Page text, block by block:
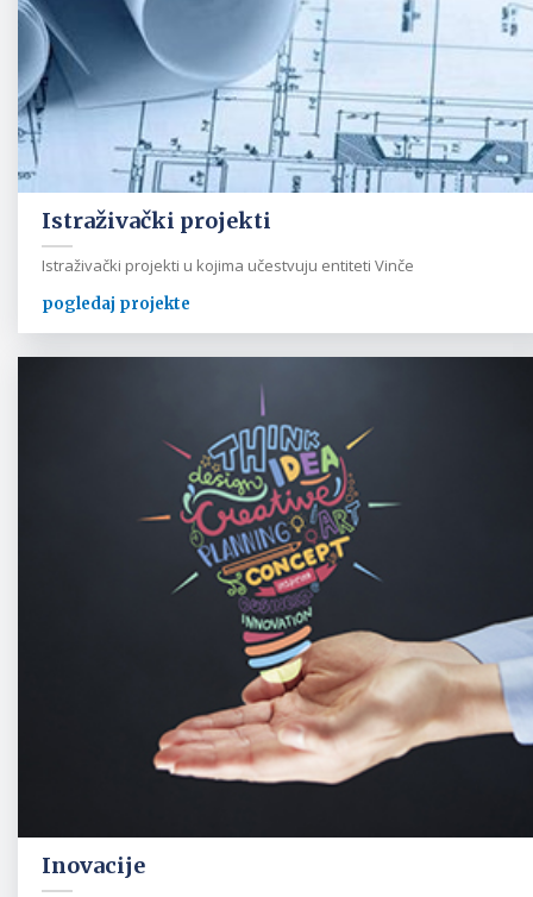
Istraživački projekti
Istraživački projekti u kojima učestvuju entiteti Vinče
pogledaj projekte
Inovacije